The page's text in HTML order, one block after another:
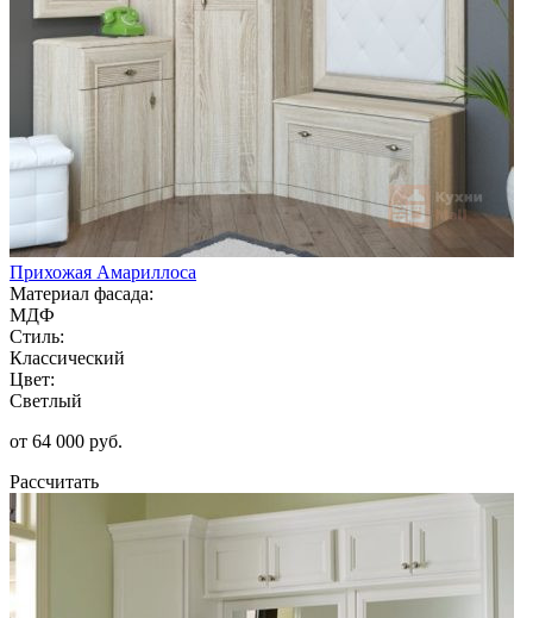
Прихожая Амариллоса
Материал фасада:
МДФ
Стиль:
Классический
Цвет:
Светлый
от 64 000 руб.
Рассчитать